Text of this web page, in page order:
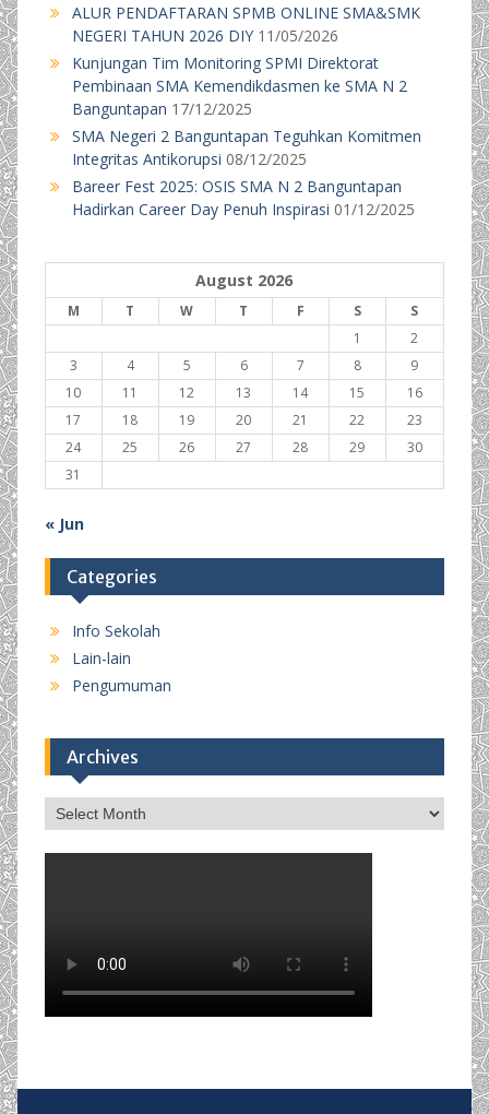
ALUR PENDAFTARAN SPMB ONLINE SMA&SMK
NEGERI TAHUN 2026 DIY 11/05/2026
Kunjungan Tim Monitoring SPMI Direktorat
Pembinaan SMA Kemendikdasmen ke SMA N 2
Banguntapan 17/12/2025
SMA Negeri 2 Banguntapan Teguhkan Komitmen
Integritas Antikorupsi 08/12/2025
Bareer Fest 2025: OSIS SMA N 2 Banguntapan
Hadirkan Career Day Penuh Inspirasi 01/12/2025
August 2026
M T W T F S
S
1
2
3
4 5 6 7 8
9
10
11 12 13 14 15
16
17
18 19 20 21 22
23
24
25 26 27 28 29
30
31
« Jun
Categories
Info Sekolah
Lain-lain
Pengumuman
Archives
Archives